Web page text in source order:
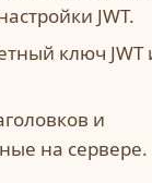
JWT.
ключ JWT
и
на сервере.